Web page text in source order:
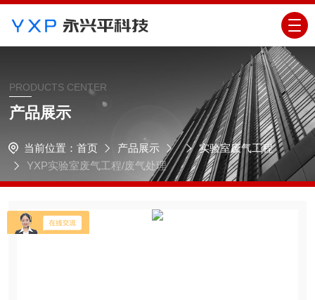
PRODUCTS CENTER
产品展示
当前位置： 首页 产品展示
实验室废气工程
YXP实验室废气工程/废气处理